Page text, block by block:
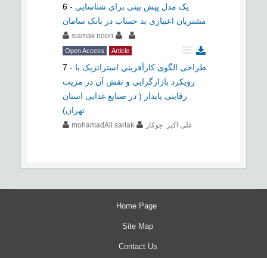
6 - یک مدل پیش بینی برای شناسایی
مشتریان اعتباری بد حساب در بانک سامان
siamak noori
Open Access Article
7 - طراحی الگوی كارآفريني استراتژیک با
رویکرد بازارگرایی و نقش آن در مزیت
رقابتی پایدار ( در صنایع غدایی استان
تهران)
mohamadAli sarlak علی اکبر جوکار
Home Page
Site Map
Contact Us